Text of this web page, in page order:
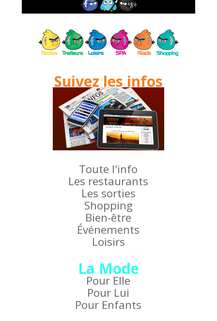
Suivez les infos
Toute l'info
Les restaurants
Les sorties
Shopping
Bien-être
Événements
Loisirs
La Mode
Pour Elle
Pour Lui
Pour Enfants